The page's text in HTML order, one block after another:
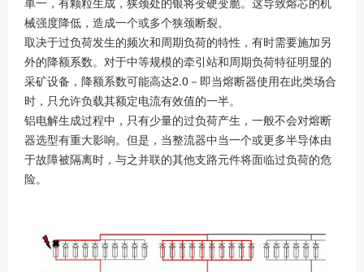
械强度降低，造成一个或多个狭颈断裂。
取决于过负荷发生的频次和周期负荷的特性，有时需要施加另
外的降额系数。对于中等规模的牵引站和周期负荷特征明显的
采矿设备，降额系数可能高达2.0－即当熔断器使用在此类场合
时，只允许负载其额定电流有效值的一半。
铝电解生成过程中，只有少量的过负荷产生，一般不会对熔断
器选型有重大影响。但是，当整流器中当一个或更多半导体由
于故障被隔离时，与之并联的其他支路元件将面临过负荷的危
险。